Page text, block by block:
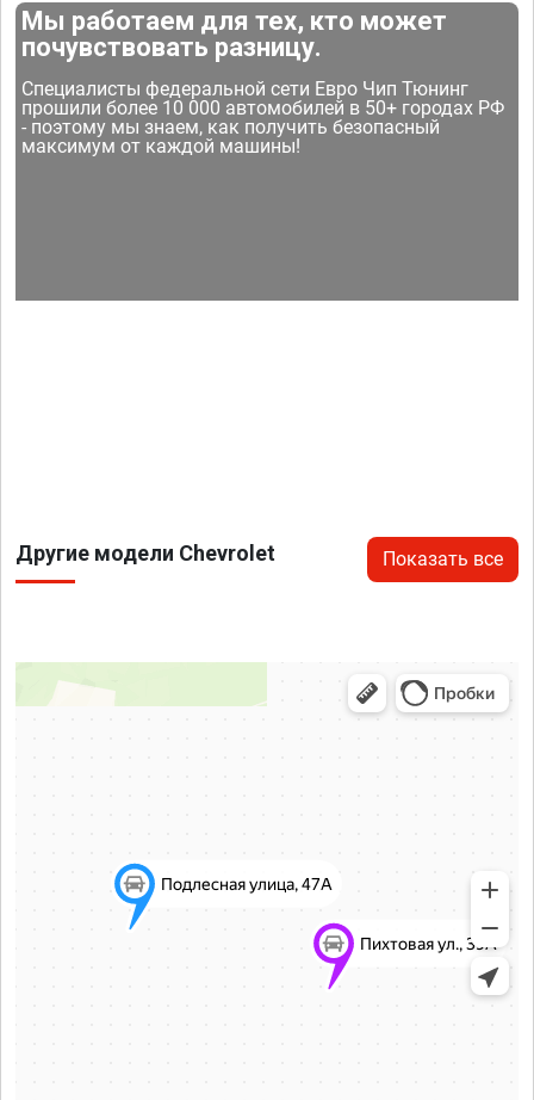
Мы работаем для тех, кто может
почувствовать разницу.
Специалисты федеральной сети Евро Чип Тюнинг
прошили более 10 000 автомобилей в 50+ городах РФ
- поэтому мы знаем, как получить безопасный
максимум от каждой машины!
Другие модели Chevrolet Показать все